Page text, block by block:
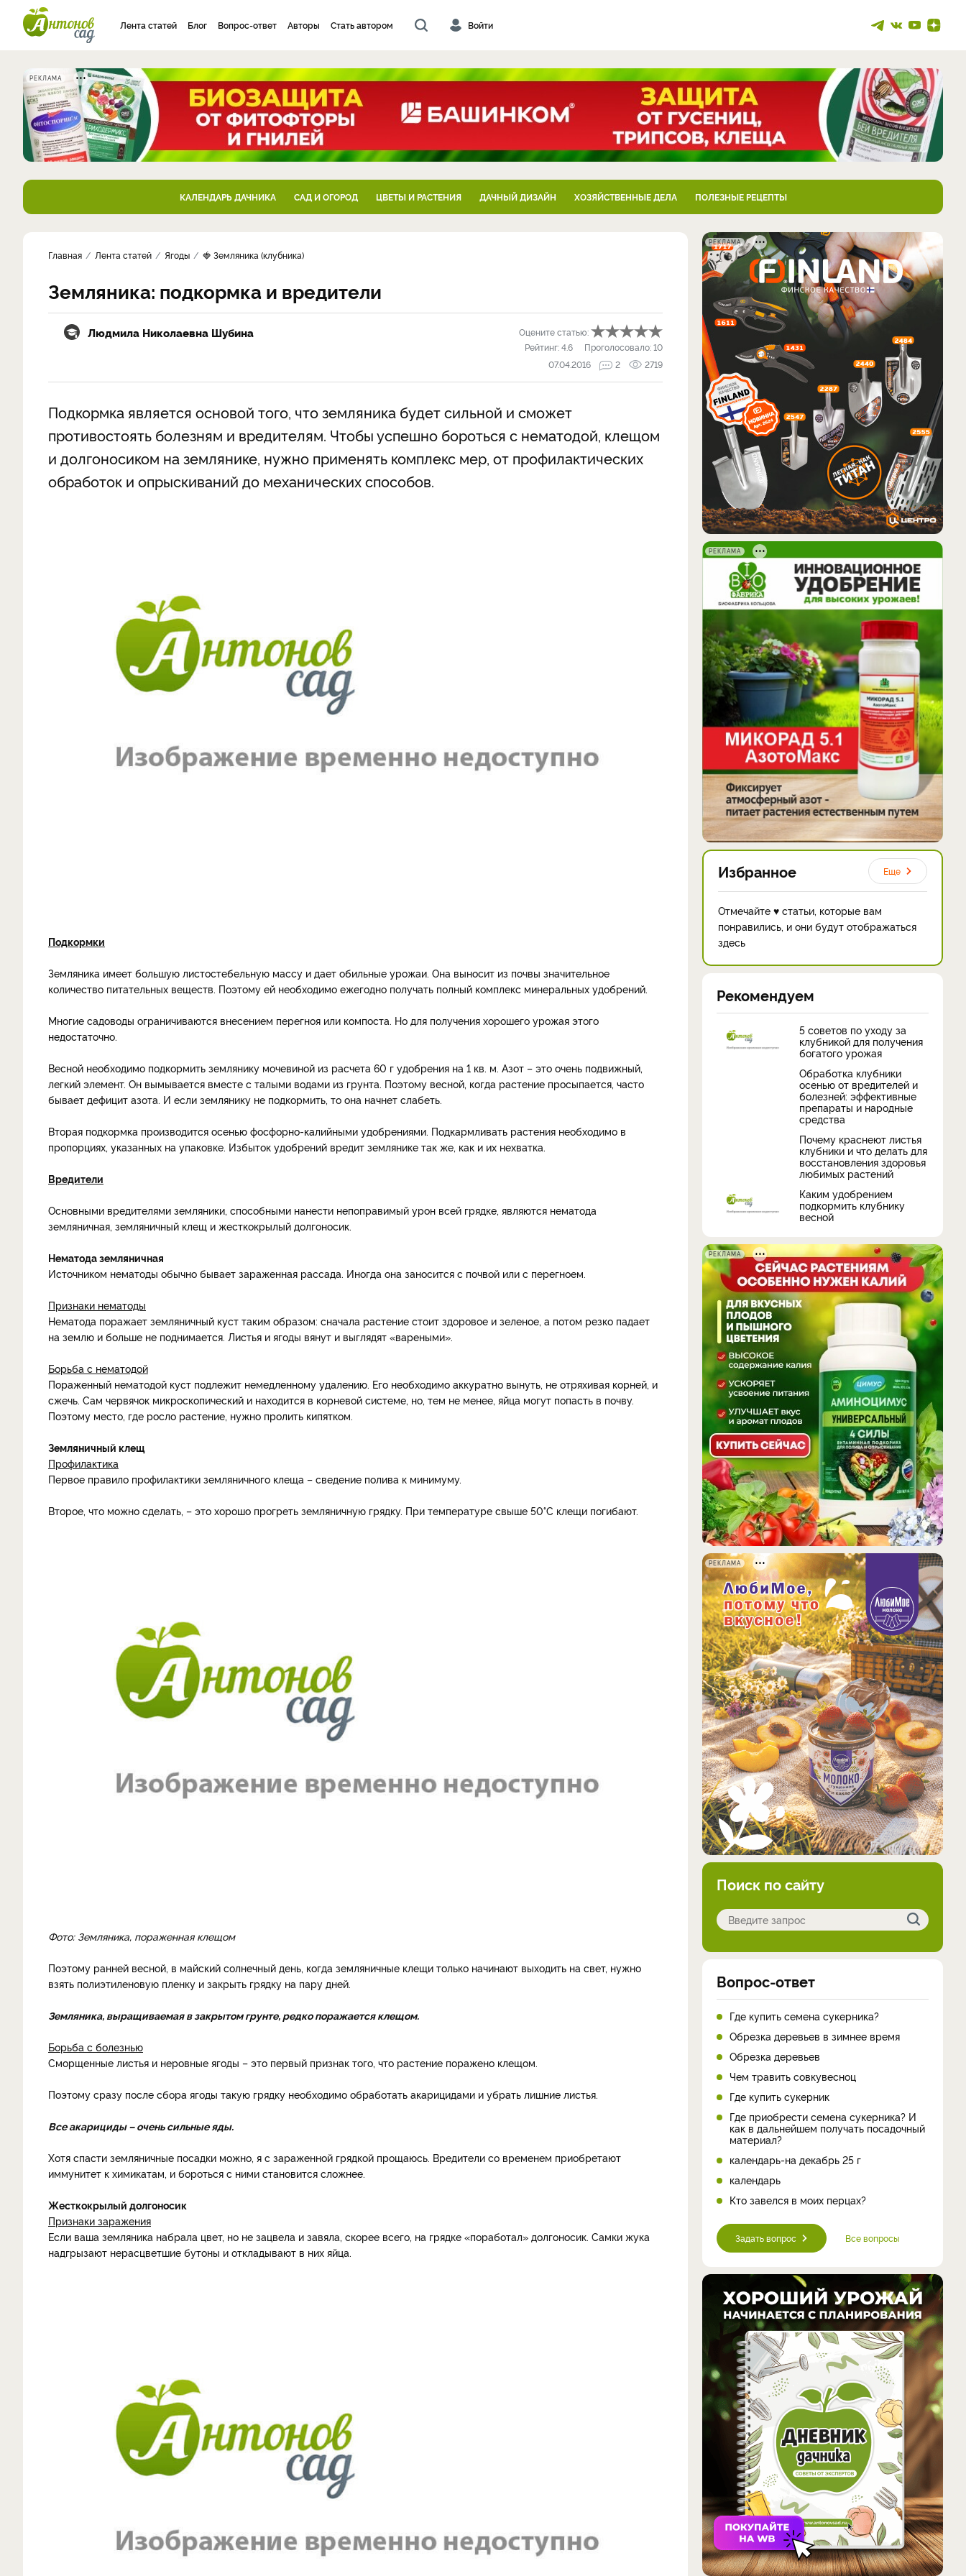
Лента статей Блог Вопрос-ответ Авторы Стать автором Войти
РЕКЛАМА
КАЛЕНДАРЬ ДАЧНИКА САД И ОГОРОД ЦВЕТЫ И РАСТЕНИЯ ДАЧНЫЙ ДИЗАЙН ХОЗЯЙСТВЕННЫЕ ДЕЛА ПОЛЕЗНЫЕ РЕЦЕПТЫ
Главная Лента статей Ягоды 🍓 Земляника (клубника)
Земляника: подкормка и вредители
Людмила Николаевна Шубина
Оцените статью:
Рейтинг:4.6 Проголосовало:10
07.04.2016
2 2719
Подкормка является основой того, что земляника будет сильной и сможет
противостоять болезням и вредителям. Чтобы успешно бороться с нематодой, клещом
и долгоносиком на землянике, нужно применять комплекс мер, от профилактических
обработок и опрыскиваний до механических способов.
Подкормки
Земляника имеет большую листостебельную массу и дает обильные урожаи. Она выносит из почвы значительное
количество питательных веществ. Поэтому ей необходимо ежегодно получать полный комплекс минеральных удобрений.
Многие садоводы ограничиваются внесением перегноя или компоста. Но для получения хорошего урожая этого
недостаточно.
Весной необходимо подкормить землянику мочевиной из расчета 60 г удобрения на 1 кв. м. Азот – это очень подвижный,
легкий элемент. Он вымывается вместе с талыми водами из грунта. Поэтому весной, когда растение просыпается, часто
бывает дефицит азота. И если землянику не подкормить, то она начнет слабеть.
Вторая подкормка производится осенью фосфорно-калийными удобрениями. Подкармливать растения необходимо в
пропорциях, указанных на упаковке. Избыток удобрений вредит землянике так же, как и их нехватка.
Вредители
Основными вредителями земляники, способными нанести непоправимый урон всей грядке, являются нематода
земляничная, земляничный клещ и жесткокрылый долгоносик.
Нематода земляничная
Источником нематоды обычно бывает зараженная рассада. Иногда она заносится с почвой или с перегноем.
Признаки нематоды
Нематода поражает земляничный куст таким образом: сначала растение стоит здоровое и зеленое, а потом резко падает
на землю и больше не поднимается. Листья и ягоды вянут и выглядят «вареными».
Борьба с нематодой
Пораженный нематодой куст подлежит немедленному удалению. Его необходимо аккуратно вынуть, не отряхивая корней, и
сжечь. Сам червячок микроскопический и находится в корневой системе, но, тем не менее, яйца могут попасть в почву.
Поэтому место, где росло растение, нужно пролить кипятком.
Земляничный клещ
Профилактика
Первое правило профилактики земляничного клеща – сведение полива к минимуму.
Второе, что можно сделать, – это хорошо прогреть земляничную грядку. При температуре свыше 50°С клещи погибают.
Фото: Земляника, пораженная клещом
Поэтому ранней весной, в майский солнечный день, когда земляничные клещи только начинают выходить на свет, нужно
взять полиэтиленовую пленку и закрыть грядку на пару дней.
Земляника, выращиваемая в закрытом грунте, редко поражается клещом.
Борьба с болезнью
Сморщенные листья и неровные ягоды – это первый признак того, что растение поражено клещом.
Поэтому сразу после сбора ягоды такую грядку необходимо обработать акарицидами и убрать лишние листья.
Все акарициды – очень сильные яды.
Хотя спасти земляничные посадки можно, я с зараженной грядкой прощаюсь. Вредители со временем приобретают
иммунитет к химикатам, и бороться с ними становится сложнее.
Жесткокрылый долгоносик
Признаки заражения
Если ваша земляника набрала цвет, но не зацвела и завяла, скорее всего, на грядке «поработал» долгоносик. Самки жука
надгрызают нерасцветшие бутоны и откладывают в них яйца.
РЕКЛАМА
РЕКЛАМА
Избранное Еще
Отмечайте ♥ статьи, которые вам
понравились, и они будут отображаться
здесь
Рекомендуем
5 советов по уходу за
клубникой для получения
богатого урожая
Обработка клубники
осенью от вредителей и
болезней: эффективные
препараты и народные
средства
Почему краснеют листья
клубники и что делать для
восстановления здоровья
любимых растений
Каким удобрением
подкормить клубнику
весной
РЕКЛАМА
РЕКЛАМА
Поиск по сайту
Вопрос-ответ
Где купить семена сукерника?
Обрезка деревьев в зимнее время
Обрезка деревьев
Чем травить совкувесноц
Где купить сукерник
Где приобрести семена сукерника? И
как в дальнейшем получать посадочный
материал?
календарь-на декабрь 25 г
календарь
Кто завелся в моих перцах?
Задать вопрос Все вопросы